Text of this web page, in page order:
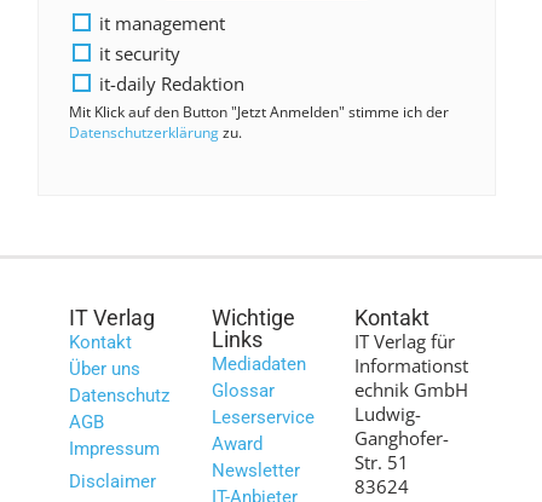
it management
it security
it-daily Redaktion
Mit Klick auf den Button "Jetzt Anmelden" stimme ich der
Datenschutzerklärungzu.
IT Verlag
Kontakt
Über uns
Datenschutz
AGB
Impressum
Disclaimer
Wichtige
Links
Mediadaten
Glossar
Leserservice
Award
Newsletter
IT-Anbieter
Kontakt
IT Verlag für
Informationst
echnik GmbH
Ludwig-
Ganghofer-
Str. 51
83624